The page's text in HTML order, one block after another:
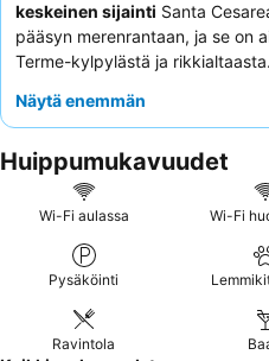
keskeinen sijainti Santa
pääsyn merenrantaan, ja se on
Terme-kylpylästä ja
panoraamanäkymät. Asiakkaat
tarjoiltuja herkullisia, aitoja
monipuolista ja runsasta
oleskelun takaamiseksi harkitse
auringonnousuista.
Näytä enemmän
Huippumukavuudet
Wi-Fi aulassa Wi-Fi
Pysäköinti
Ravintola